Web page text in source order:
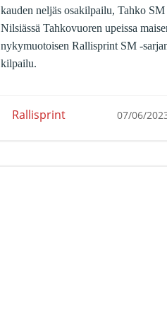
kauden neljäs osakilpailu, Tahko
Nilsiässä Tahkovuoren upeissa
nykymuotoisen Rallisprint SM -
kilpailu.
Rallisprint 07/06/